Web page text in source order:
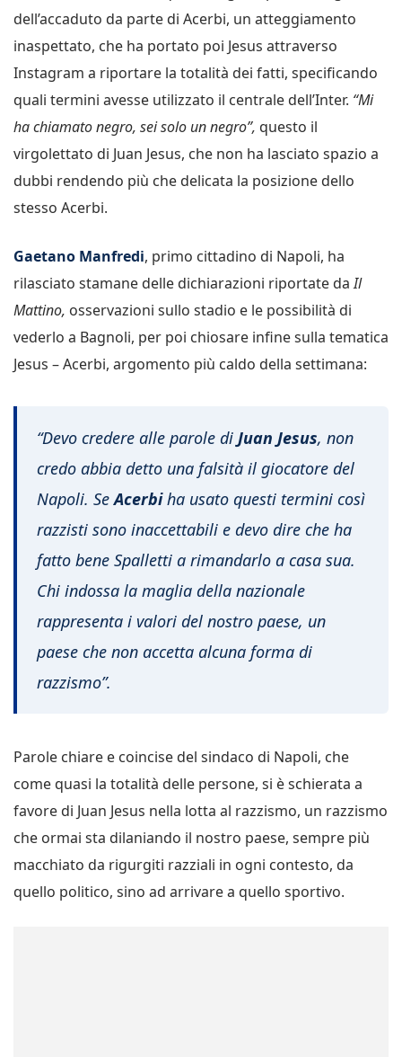
dell’accaduto da parte di Acerbi, un atteggiamento
inaspettato, che ha portato poi Jesus attraverso
Instagram a riportare la totalità dei fatti, specificando
quali termini avesse utilizzato il centrale dell’Inter. “Mi
ha chiamato negro, sei solo un negro”, questo il
virgolettato di Juan Jesus, che non ha lasciato spazio a
dubbi rendendo più che delicata la posizione dello
stesso Acerbi.
Gaetano Manfredi, primo cittadino di Napoli, ha
rilasciato stamane delle dichiarazioni riportate daIl
Mattino, osservazioni sullo stadio e le possibilità di
vederlo a Bagnoli, per poi chiosare infine sulla tematica
Jesus – Acerbi, argomento più caldo della settimana:
“Devo credere alle parole di Juan Jesus, non
credo abbia detto una falsità il giocatore del
Napoli. SeAcerbiha usato questi termini così
razzisti sono inaccettabili e devo dire che ha
fatto bene Spalletti a rimandarlo a casa sua.
Chi indossa la maglia della nazionale
rappresenta i valori del nostro paese, un
paese che non accetta alcuna forma di
razzismo”.
Parole chiare e coincise del sindaco di Napoli, che
come quasi la totalità delle persone, si è schierata a
favore di Juan Jesus nella lotta al razzismo, un razzismo
che ormai sta dilaniando il nostro paese, sempre più
macchiato da rigurgiti razziali in ogni contesto, da
quello politico, sino ad arrivare a quello sportivo.